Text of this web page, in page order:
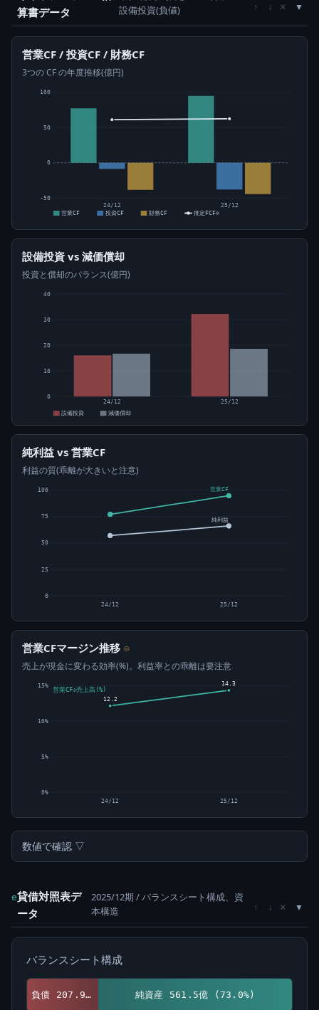
算書データ
設備投資(負値)
↑ ↓ ×
営業CF / 投資CF / 財務CF
3つの CF の年度推移(億円)
-50
0
50
100
24/12
25/12
営業CF
投資CF 財務CF 推定FCF⊙
設備投資 vs 減価償却
投資と償却のバランス(億円)
0
10
20
30
40
24/12
25/12
設備投資
減価償却
純利益 vs 営業CF
利益の質(乖離が大きいと注意)
0
25
50
75
100 営業CF
純利益
24/12 25/12
営業CFマージン推移 ⊙
売上が現金に変わる効率(%)。利益率との乖離は要注意
0%
5%
10%
15%
12.2
24/12
14.3
25/12
営業CF÷売上高(%)
数値で確認 ▽
e貸借対照表デ
ータ
2025/12期 / バランスシート構成、資
本構造
↑ ↓ ×
バランスシート構成
負債 207.9億 (27.0%) 純資産 561.5億 (73.0%)